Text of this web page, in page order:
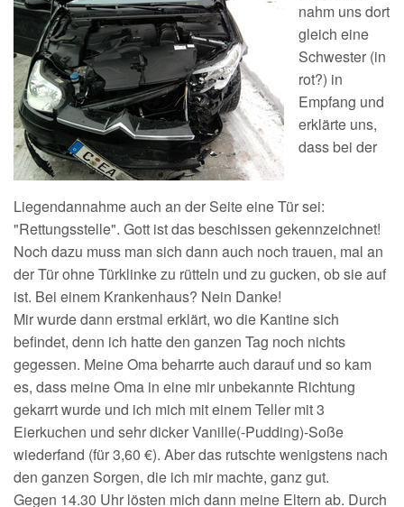
nahm uns dort
gleich eine
Schwester (in
rot?) in
Empfang und
erklärte uns,
dass bei der
Liegendannahme auch an der Seite eine Tür sei:
"Rettungsstelle". Gott ist das beschissen gekennzeichnet!
Noch dazu muss man sich dann auch noch trauen, mal an
der Tür ohne Türklinke zu rütteln und zu gucken, ob sie auf
ist. Bei einem Krankenhaus? Nein Danke!
Mir wurde dann erstmal erklärt, wo die Kantine sich
befindet, denn ich hatte den ganzen Tag noch nichts
gegessen. Meine Oma beharrte auch darauf und so kam
es, dass meine Oma in eine mir unbekannte Richtung
gekarrt wurde und ich mich mit einem Teller mit 3
Eierkuchen und sehr dicker Vanille(-Pudding)-Soße
wiederfand (für 3,60 €). Aber das rutschte wenigstens nach
den ganzen Sorgen, die ich mir machte, ganz gut.
Gegen 14.30 Uhr lösten mich dann meine Eltern ab. Durch